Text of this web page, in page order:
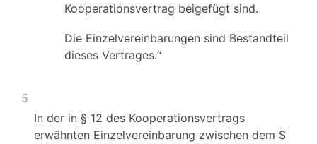
Kooperationsvertrag beigefügt sind.
Die Einzelvereinbarungen sind Bestandteil
dieses Vertrages.“
5
In der in § 12 des Kooperationsvertrags
erwähnten Einzelvereinbarung zwischen dem S